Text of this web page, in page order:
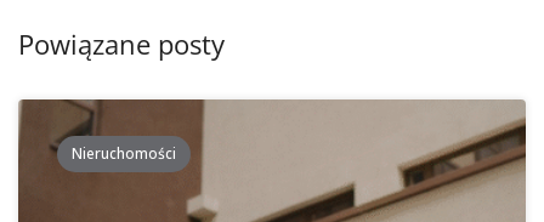
Powiązane posty
Nieruchomości